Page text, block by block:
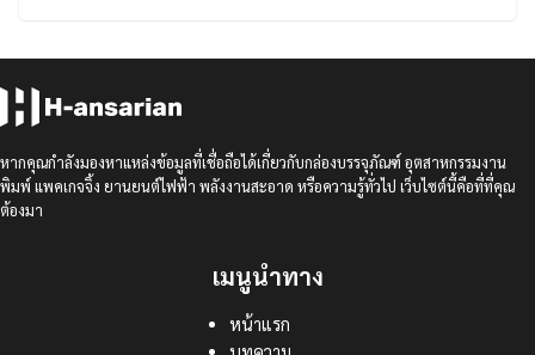
หากคุณกำลังมองหาแหล่งข้อมูลที่เชื่อถือได้เกี่ยวกับกล่องบรรจุภัณฑ์ อุตสาหกรรมงาน
พิมพ์ แพคเกจจิ้ง ยานยนต์ไฟฟ้า พลังงานสะอาด หรือความรู้ทั่วไป เว็บไซต์นี้คือที่ที่คุณ
ต้องมา
เมนูนำทาง
หน้าแรก